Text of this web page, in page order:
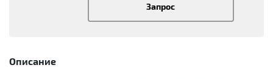
Запрос
Описание